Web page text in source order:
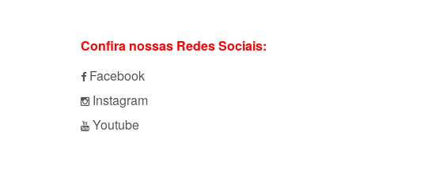
Confira nossas Redes Sociais:
Facebook
Instagram
Youtube